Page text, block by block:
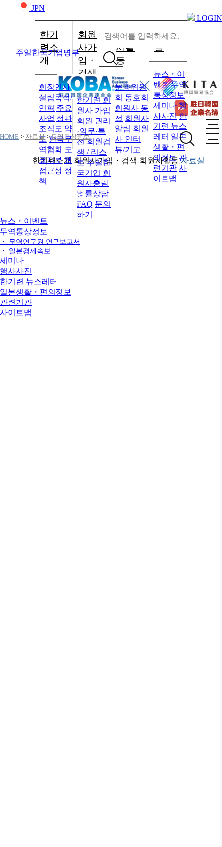
한기
련소
개
회장인사
설립목적/
연혁 주요
사업 정관
조직도 약
도 한국무
역협회 도
쿄지부 웹
접근성 정
책
회원
사가
입・
검색
한기련 회
원사 가입
회원 권리
·의무·특
전 회원검
색 / 리스
트 주일한
국기업 회
원사총람
법률상담
FAQ 문의
하기
회원
사활
동
분과위원
회 동호회
회원사 동
정 회원사
알림 회원
사 인터
뷰/기고
자료
실
뉴스・이
벤트 무역
통상정보
세미나 행
사사진 한
기련 뉴스
레터 일본
생활・편
의정보 관
련기관 사
이트맵
주일한국기업명부
JPN
LOGIN
한기련소개 회원사가입・검색 회원사활동 자료실
HOME > 자료실>무역통상정보
료실
뉴스・이벤트
무역통상정보
・ 무역연구원 연구보고서
・ 일본경제속보
세미나
행사사진
한기련 뉴스레터
일본생활・편의정보
관련기관
사이트맵